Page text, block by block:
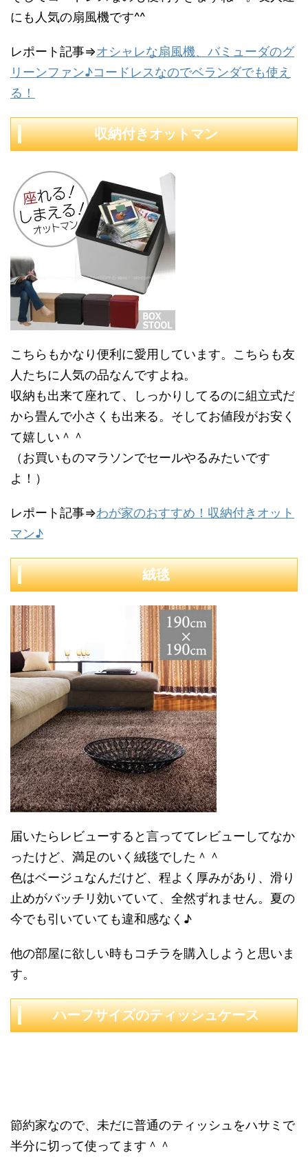
にも人気の扇風機です^^
レポート記事⇒オシャレな扇風機、バミューダのグ
リーンファン♪コードレスなのでベランダでも使え
る！
収納付きオットマン
こちらもかなり便利に愛用しています。こちらも友
人たちに人気の品なんですよね。
収納も出来て座れて、しっかりしてるのに組立式だ
から畳んで小さくも出来る。そしてお値段がお安く
て嬉しい＾＾
（お買いものマラソンでセールやるみたいです
よ！）
レポート記事⇒わが家のおすすめ！収納付きオット
マン♪
絨毯
届いたらレビューすると言っててレビューしてなか
ったけど、満足のいく絨毯でした＾＾
色はベージュなんだけど、程よく厚みがあり、滑り
止めがバッチリ効いていて、全然ずれません。夏の
今でも引いていても違和感なく♪
他の部屋に欲しい時もコチラを購入しようと思いま
す。
ハーフサイズのティッシュケース
節約家なので、未だに普通のティッシュをハサミで
半分に切って使ってます＾＾